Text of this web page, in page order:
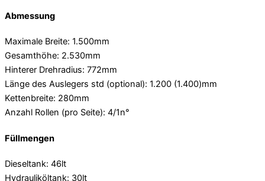
Abmessung
Maximale Breite: 1.500mm
Gesamthöhe: 2.530mm
Hinterer Drehradius: 772mm
Länge des Auslegers std (optional): 1.200 (1.400)mm
Kettenbreite: 280mm
Anzahl Rollen (pro Seite): 4/1n°
Füllmengen
Dieseltank: 46lt
Hydrauliköltank: 30lt